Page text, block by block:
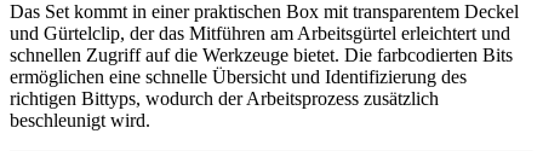
Das Set kommt in einer praktischen Box mit transparentem Deckel
und Gürtelclip, der das Mitführen am Arbeitsgürtel erleichtert und
schnellen Zugriff auf die Werkzeuge bietet. Die farbcodierten Bits
ermöglichen eine schnelle Übersicht und Identifizierung des
richtigen Bittyps, wodurch der Arbeitsprozess zusätzlich
beschleunigt wird.